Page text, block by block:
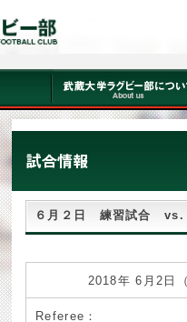
６月２日 練習試合
2018年 6月2
Referee：